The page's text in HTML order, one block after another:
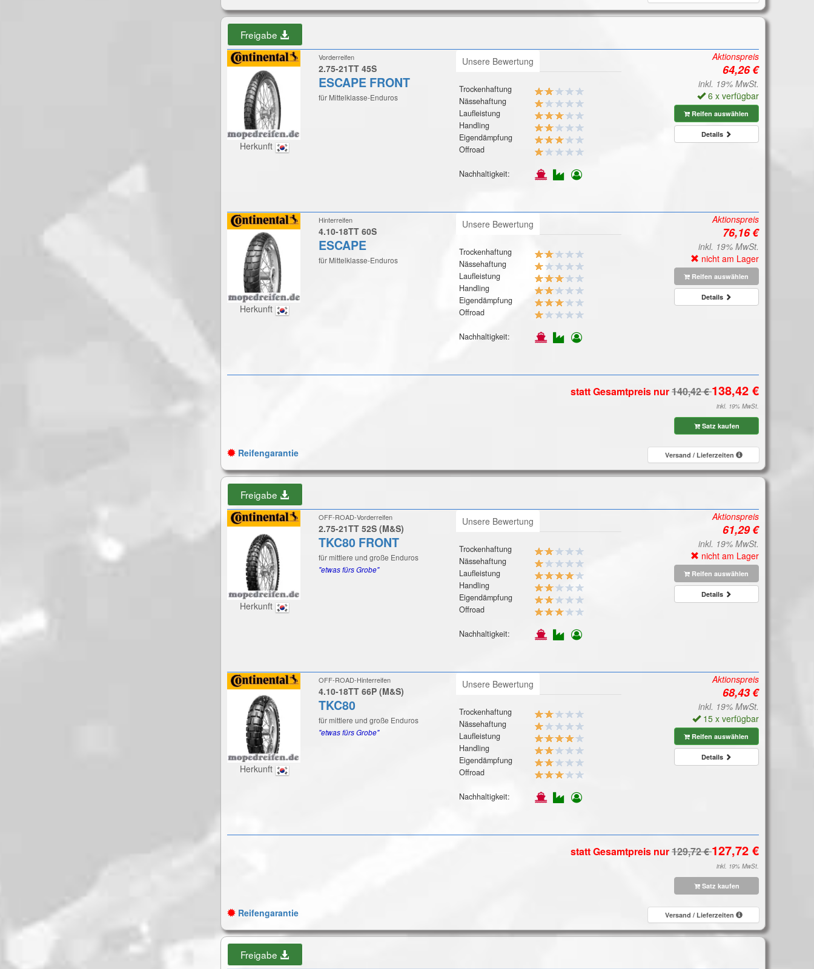
Freigabe
Herkunft
Vorderreifen
2.75-21TT 45S
ESCAPE FRONT
für Mittelklasse-Enduros
Unsere Bewertung
Trockenhaftung
Nässehaftung
Laufleistung
Handling
Eigendämpfung
Offroad
Nachhaltigkeit:
Aktionspreis
inkl. 19% MwSt.
6 x verfügbar
Reifen auswählen
Details
Herkunft
Hinterreifen
4.10-18TT 60S
ESCAPE
für Mittelklasse-Enduros
Unsere Bewertung
Trockenhaftung
Nässehaftung
Laufleistung
Handling
Eigendämpfung
Offroad
Nachhaltigkeit:
Aktionspreis
inkl. 19% MwSt.
nicht am Lager
Reifen auswählen
Details
statt Gesamtpreis nur
inkl. 19% MwSt.
Satz kaufen
Reifengarantie Versand / Lieferzeiten
Freigabe
Herkunft
OFF-ROAD-Vorderreifen
2.75-21TT 52S (M&S)
TKC80 FRONT
für mittlere und große Enduros
"etwas fürs Grobe"
Unsere Bewertung
Trockenhaftung
Nässehaftung
Laufleistung
Handling
Eigendämpfung
Offroad
Nachhaltigkeit:
Aktionspreis
inkl. 19% MwSt.
nicht am Lager
Reifen auswählen
Details
Herkunft
OFF-ROAD-Hinterreifen
4.10-18TT 66P (M&S)
TKC80
für mittlere und große Enduros
"etwas fürs Grobe"
Unsere Bewertung
Trockenhaftung
Nässehaftung
Laufleistung
Handling
Eigendämpfung
Offroad
Nachhaltigkeit:
Aktionspreis
inkl. 19% MwSt.
15 x verfügbar
Reifen auswählen
Details
statt Gesamtpreis nur
inkl. 19% MwSt.
Satz kaufen
Reifengarantie Versand / Lieferzeiten
Freigabe